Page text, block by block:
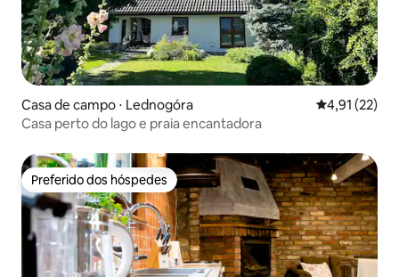
Casa de campo ⋅ Lednogóra 4,91 de uma
4,91 (22)
Casa perto do lago e praia encantadora
Preferido dos hóspedes
Preferido dos hóspedes